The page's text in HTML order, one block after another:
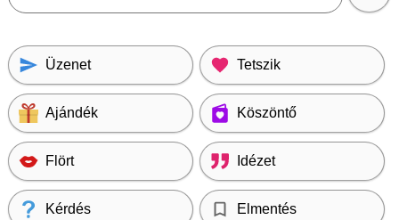
Üzenet Tetszik
Ajándék Köszöntő
Flört Idézet
Kérdés Elmentés